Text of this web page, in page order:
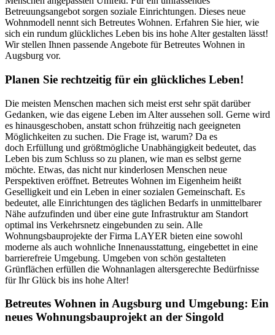
Betreuungsangebot sorgen soziale Einrichtungen. Dieses neue
Wohnmodell nennt sich Betreutes Wohnen. Erfahren Sie hier, wie
sich ein rundum glückliches Leben bis ins hohe Alter gestalten lässt!
Wir stellen Ihnen passende Angebote für Betreutes Wohnen in
Augsburg vor.
Planen Sie rechtzeitig für ein glückliches Leben!
Die meisten Menschen machen sich meist erst sehr spät darüber
Gedanken, wie das eigene Leben im Alter aussehen soll. Gerne wird
es hinausgeschoben, anstatt schon frühzeitig nach geeigneten
Möglichkeiten zu suchen. Die Frage ist, warum? Da es
doch Erfüllung und größtmögliche Unabhängigkeit bedeutet, das
Leben bis zum Schluss so zu planen, wie man es selbst gerne
möchte. Etwas, das nicht nur kinderlosen Menschen neue
Perspektiven eröffnet. Betreutes Wohnen im Eigenheim heißt
Geselligkeit und ein Leben in einer sozialen Gemeinschaft. Es
bedeutet, alle Einrichtungen des täglichen Bedarfs in unmittelbarer
Nähe aufzufinden und über eine gute Infrastruktur am Standort
optimal ins Verkehrsnetz eingebunden zu sein. Alle
Wohnungsbauprojekte der Firma LAYER bieten eine sowohl
moderne als auch wohnliche Innenausstattung, eingebettet in eine
barrierefreie Umgebung. Umgeben von schön gestalteten
Grünflächen erfüllen die Wohnanlagen altersgerechte Bedürfnisse
für Ihr Glück bis ins hohe Alter!
Betreutes Wohnen in Augsburg und Umgebung: Ein
neues Wohnungsbauprojekt an der Singold